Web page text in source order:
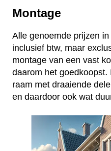
Montage
Alle genoemde prijzen
inclusief btw, maar
montage van een vast
daarom het goedkoopst.
raam met draaiende
en daardoor ook wat